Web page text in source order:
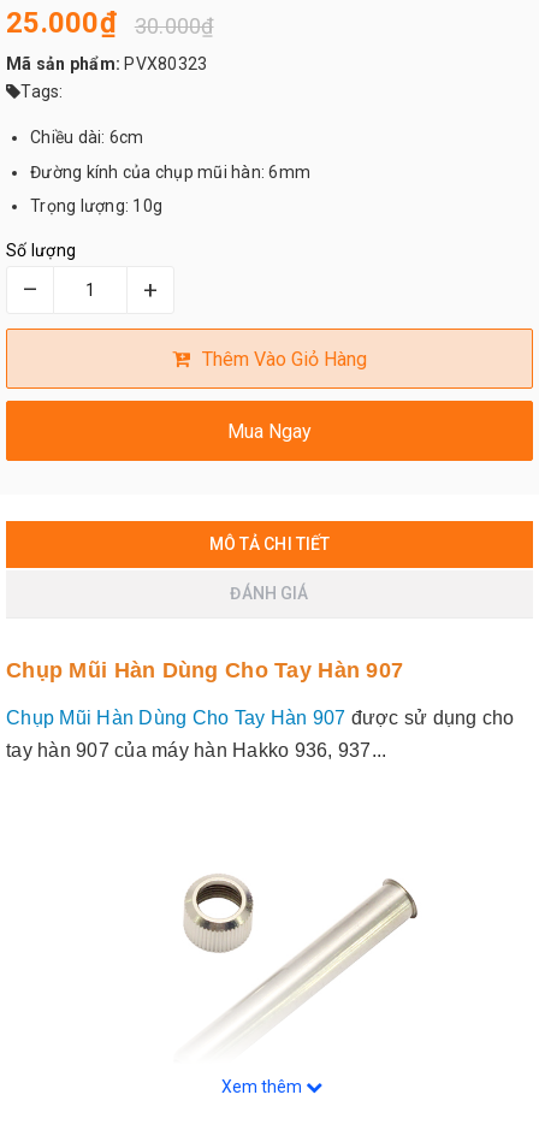
25.000₫ 30.000₫
Mã sản phẩm: PVX80323
Tags:
Chiều dài: 6cm
Đường kính của chụp mũi hàn: 6mm
Trọng lượng: 10g
Số lượng
– +
Thêm Vào Giỏ Hàng
Mua Ngay
MÔ TẢ CHI TIẾT
ĐÁNH GIÁ
Chụp Mũi Hàn Dùng Cho Tay Hàn 907
Chụp Mũi Hàn Dùng Cho Tay Hàn 907 được sử dụng cho
tay hàn 907 của máy hàn Hakko 936, 937...
Xem thêm